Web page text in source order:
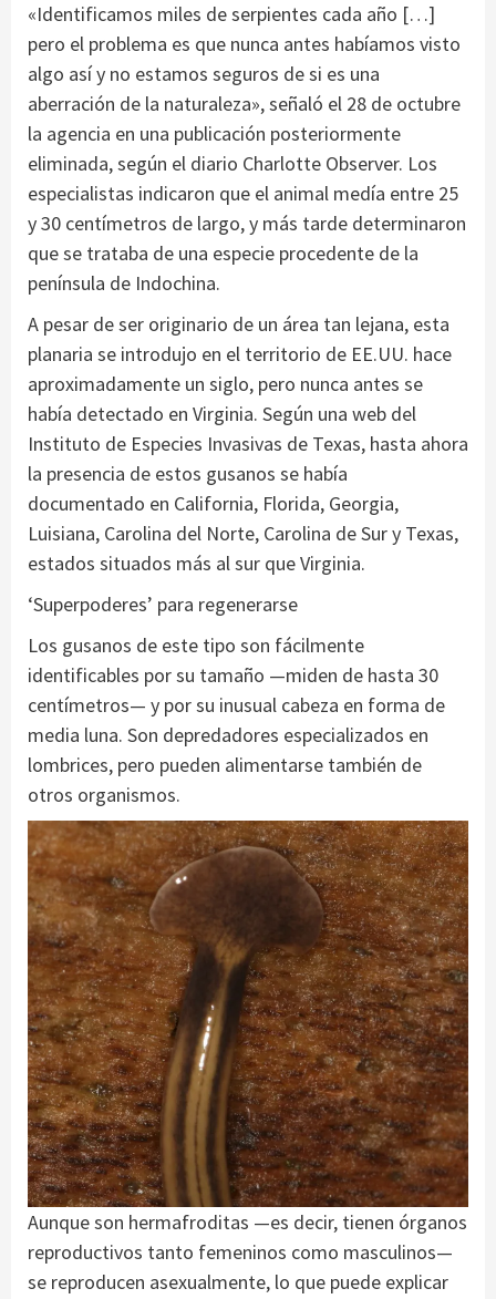
«Identificamos miles de serpientes cada año […]
pero el problema es que nunca antes habíamos visto
algo así y no estamos seguros de si es una
aberración de la naturaleza», señaló el 28 de octubre
la agencia en una publicación posteriormente
eliminada, según el diario Charlotte Observer. Los
especialistas indicaron que el animal medía entre 25
y 30 centímetros de largo, y más tarde determinaron
que se trataba de una especie procedente de la
península de Indochina.
A pesar de ser originario de un área tan lejana, esta
planaria se introdujo en el territorio de EE.UU. hace
aproximadamente un siglo, pero nunca antes se
había detectado en Virginia. Según una web del
Instituto de Especies Invasivas de Texas, hasta ahora
la presencia de estos gusanos se había
documentado en California, Florida, Georgia,
Luisiana, Carolina del Norte, Carolina de Sur y Texas,
estados situados más al sur que Virginia.
‘Superpoderes’ para regenerarse
Los gusanos de este tipo son fácilmente
identificables por su tamaño —miden de hasta 30
centímetros— y por su inusual cabeza en forma de
media luna. Son depredadores especializados en
lombrices, pero pueden alimentarse también de
otros organismos.
Aunque son hermafroditas —es decir, tienen órganos
reproductivos tanto femeninos como masculinos—
se reproducen asexualmente, lo que puede explicar